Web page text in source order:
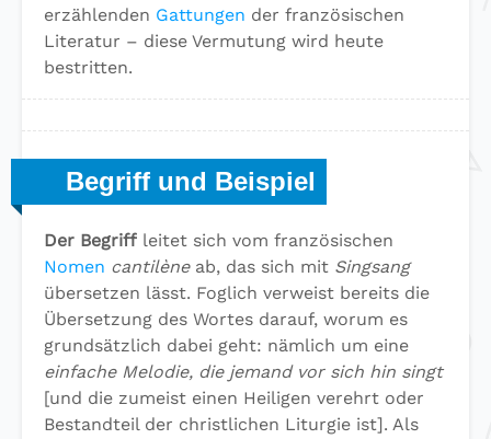
erzählenden Gattungen der französischen
Literatur – diese Vermutung wird heute
bestritten.
Begriff und Beispiel
Der Begriff leitet sich vom französischen
Nomen cantilèneab, das sich mit Singsang
übersetzen lässt. Foglich verweist bereits die
Übersetzung des Wortes darauf, worum es
grundsätzlich dabei geht: nämlich um eine
einfache Melodie, die jemand vor sich hin singt
[und die zumeist einen Heiligen verehrt oder
Bestandteil der christlichen Liturgie ist]. Als